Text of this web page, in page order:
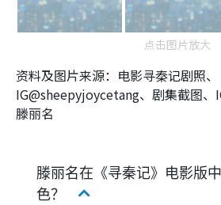
点击图片放大
资料及图片来源：电影寻秦记剧照、
IG@sheepyjoycetang、剧集截图、
滕丽名
滕丽名在《寻秦记》电影版
色？